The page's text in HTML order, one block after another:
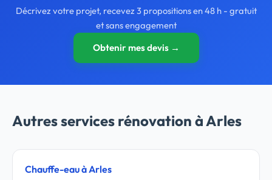
Décrivez votre projet, recevez 3 propositions en 48 h - gratuit
et sans engagement
Obtenir mes devis →
Autres services rénovation à Arles
Chauffe-eau à Arles